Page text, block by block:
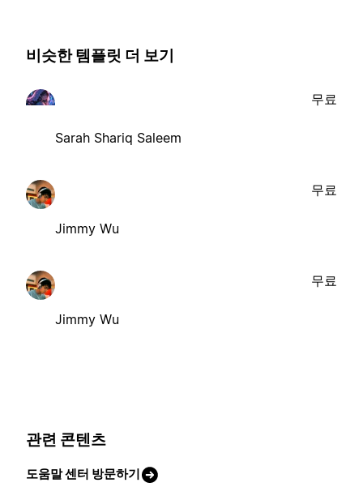
비슷한 템플릿 더 보기
Sarah Shariq Saleem
무료
Jimmy Wu
무료
Jimmy Wu
무료
관련 콘텐츠
도움말 센터 방문하기